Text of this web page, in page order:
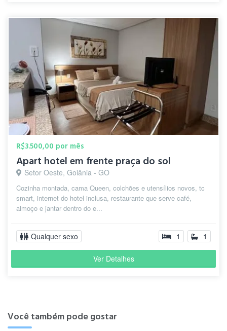
R$3.500,00 por mês
Apart hotel em frente praça do sol
Setor Oeste, Goiânia - GO
Cozinha montada, cama Queen, colchões e utensílios novos, tc
smart, internet do hotel inclusa, restaurante que serve café,
almoço e jantar dentro do e...
Qualquer sexo 1 1
Ver Detalhes
Você também pode gostar